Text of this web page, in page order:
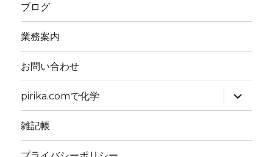
ー
開
ブログ
業務案内
お問い合わせ
pirika.comで化学
ブ
メ
ー
雑記帳